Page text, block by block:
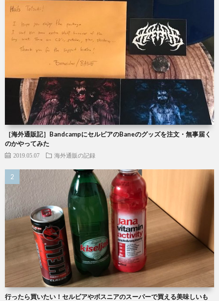
［海外通販記］BandcampにセルビアのBaneのグッズを注文・無事届く
のかやってみた
2019.05.07 海外通販の記録
行ったら買いたい！セルビアやボスニアのスーパーで買える美味しいも